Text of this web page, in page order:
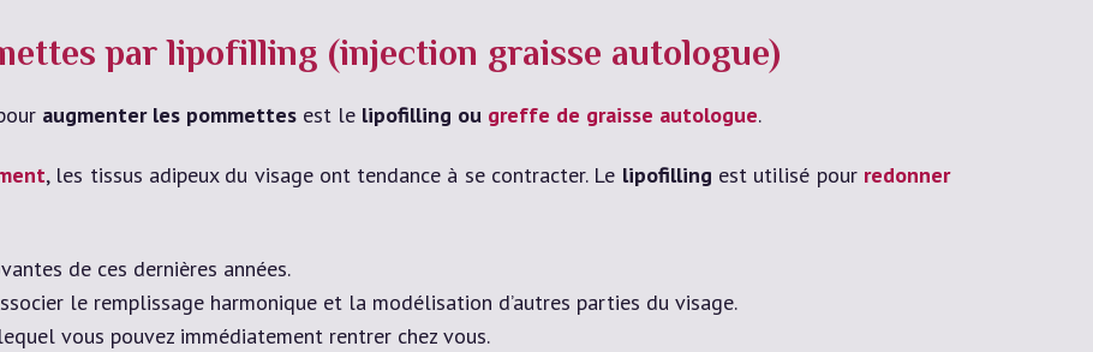
par lipofilling (injection graisse autologue)
augmenter les pommettes est le lipofilling ou greffe de graisse autologue.
, les tissus adipeux du visage ont tendance à se contracter. Le lipofilling est utilisé pour redonner
de ces dernières années.
le remplissage harmonique et la modélisation d’autres parties du visage.
vous pouvez immédiatement rentrer chez vous.